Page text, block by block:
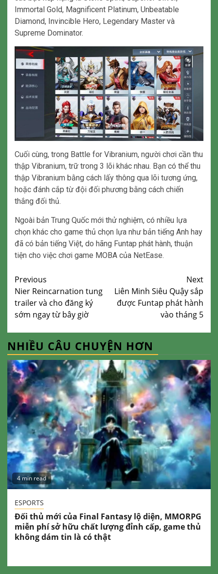
Immortal Gold, Magnificent Platinum, Unbeatable
Diamond, Invincible Hero, Legendary Master và
Supreme Dominator.
Cuối cùng, trong Battle for Vibranium, người chơi cần thu
thập Vibranium, trữ trong 3 lõi khác nhau. Bạn có thể thu
thập Vibranium bằng cách lấy thông qua lõi tương ứng,
hoặc đánh cắp từ đội đối phương bằng cách chiến
thắng đối thủ.
Ngoài bản Trung Quốc mới thử nghiệm, có nhiều lựa
chọn khác cho game thủ chọn lựa như bản tiếng Anh hay
đã có bản tiếng Việt, do hãng Funtap phát hành, thuận
tiện cho việc chơi game MOBA của NetEase.
Continue
Reading
Previous
Nier Reincarnation tung
trailer và cho đăng ký
sớm ngay từ bây giờ
Next
Liên Minh Siêu Quậy sắp
được Funtap phát hành
vào tháng 5
NHIỀU CÂU CHUYỆN HƠN
4 min read
ESPORTS
Đối thủ mới của Final Fantasy lộ diện, MMORPG
miễn phí sở hữu chất lượng đỉnh cấp, game thủ
không dám tin là có thật